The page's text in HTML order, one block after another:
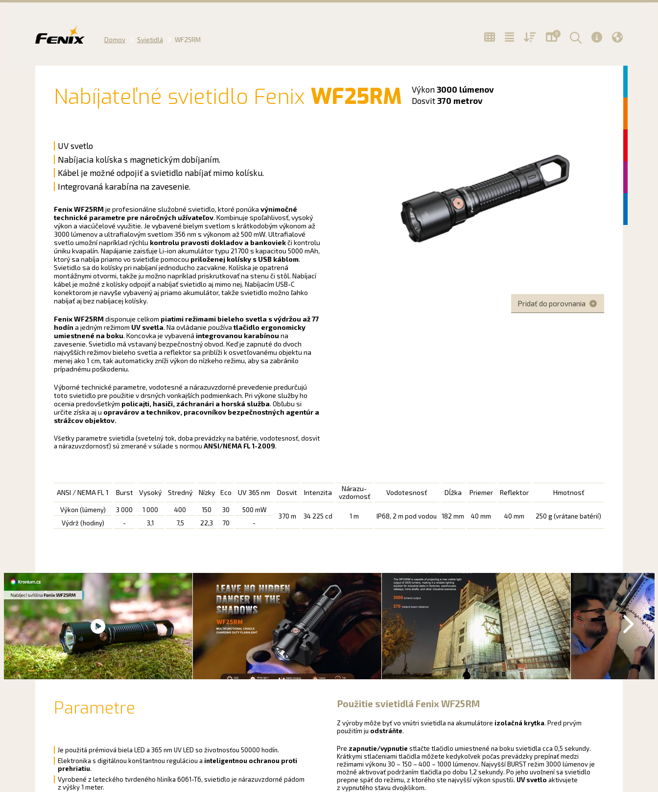
0
Domov Svietidlá WF25RM
Nabíjateľné svietidlo Fenix WF25RM Výkon 3000 lúmenov
Dosvit 370 metrov
Pridať do porovnania
UV svetlo
Nabíjacia kolíska s magnetickým dobíjaním.
Kábel je možné odpojiť a svietidlo nabíjať mimo kolísku.
Integrovaná karabína na zavesenie.
Fenix WF25RM je profesionálne služobné svietidlo, ktoré ponúka výnimočné
technické parametre pre náročných užívateľov. Kombinuje spoľahlivosť, vysoký
výkon a viacúčelové využitie. Je vybavené bielym svetlom s krátkodobým výkonom až
3000 lúmenov a ultrafialovým svetlom 356 nm s výkonom až 500 mW. Ultrafialové
svetlo umožní napríklad rýchlu kontrolu pravosti dokladov a bankoviekči kontrolu
úniku kvapalín. Napájanie zaisťuje Li-ion akumulátor typu 21700 s kapacitou 5000 mAh,
ktorý sa nabíja priamo vo svietidle pomocou priloženej kolísky s USB káblom.
Svietidlo sa do kolísky pri nabíjaní jednoducho zacvakne. Kolíska je opatrená
montážnymi otvormi, takže ju možno napríklad priskrutkovať na stenu či stôl. Nabíjací
kábel je možné z kolísky odpojiť a nabíjať svietidlo aj mimo nej. Nabíjacím USB-C
konektorom je navyše vybavený aj priamo akumulátor, takže svietidlo možno ľahko
nabíjať aj bez nabíjacej kolísky.
Fenix WF25RM disponuje celkom piatimi režimami bieleho svetla s výdržou až 77
hodín a jedným režimom UV svetla. Na ovládanie používatlačidlo ergonomicky
umiestnené na boku. Koncovka je vybavená integrovanou karabínou na
zavesenie. Svietidlo má vstavaný bezpečnostný obvod. Keď je zapnuté do dvoch
najvyšších režimov bieleho svetla a reflektor sa priblíži k osvetľovanému objektu na
menej ako 1 cm, tak automaticky zníži výkon do nízkeho režimu, aby sa zabránilo
prípadnému poškodeniu.
Výborné technické parametre, vodotesné a nárazuvzdorné prevedenie predurčujú
toto svietidlo pre použitie v drsných vonkajších podmienkach. Pri výkone služby ho
ocenia predovšetkým policajti, hasiči, záchranári a horská služba. Obľubu si
určite získa aj u opravárov a technikov, pracovníkov bezpečnostných agentúr a
strážcov objektov.
Všetky parametre svietidla (svetelný tok, doba prevádzky na batérie, vodotesnosť, dosvit
a nárazuvzdornosť) sú zmerané v súlade s normouANSI/NEMA FL 1-2009.
ANSI / NEMA FL 1 Burst Vysoký Stredný Nízky Eco UV 365 nm Dosvit Intenzita
Nárazu-
vzdornosť
Vodotesnosť Dĺžka Priemer Reflektor Hmotnosť
Výkon (lúmeny) 3 000 1 000 400 150 30
500 mW
370 m
34 225 cd 1 m IP68, 2 m pod vodou 182 mm 40 mm 40 mm
250 g (vrátane batérií)
Výdrž (hodiny)
- 3,1 7,5 22,3 70 -
Parametre
Je použitá prémiová biela LED a 365 nm UV LED so životnosťou 50000 hodín.
Elektronika s digitálnou konštantnou reguláciou a inteligentnou ochranou proti
prehriatiu.
Vyrobené z leteckého tvrdeného hliníka 6061-T6, svietidlo je nárazuvzdorné pádom
z výšky 1 meter.
Použitie svietidlá Fenix WF25RM
Z výroby môže byť vo vnútri svietidla na akumulátore izolačná krytka. Pred prvým
použitím ju odstráňte.
Pre zapnutie/vypnutie stlačte tlačidlo umiestnené na boku svietidla cca 0,5 sekundy.
Krátkymi stlačeniami tlačidla môžete kedykoľvek počas prevádzky prepínať medzi
režimami výkonu 30 – 150 – 400 – 1000 lúmenov. Najvyšší BURST režim 3000 lúmenov je
možné aktivovať podržaním tlačidla po dobu 1,2 sekundy. Po jeho uvoľnení sa svietidlo
prepne späť do režimu, z ktorého ste najvyšší výkon spustili. UV svetlo aktivujete
z vypnutého stavu dvojklikom.